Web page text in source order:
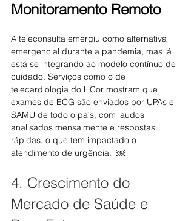
Monitoramento Remoto
A teleconsulta emergiu como alternativa
emergencial durante a pandemia, mas já
está se integrando ao modelo contínuo de
cuidado. Serviços como o de
telecardiologia do HCor mostram que
exames de ECG são enviados por UPAs e
SAMU de todo o país, com laudos
analisados mensalmente e respostas
rápidas, o que tem impactado o
atendimento de urgência.  ￼
4. Crescimento do
Mercado de Saúde e